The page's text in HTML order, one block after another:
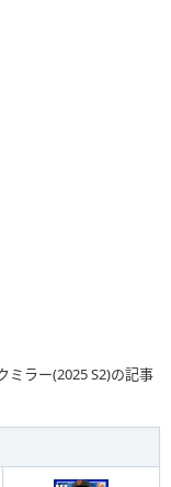
ミラー(2025 S2)の記事